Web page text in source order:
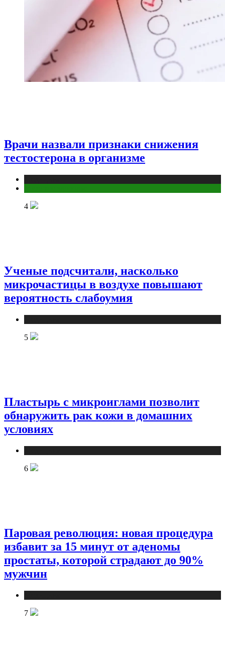
Врачи назвали признаки снижения
тестостерона в организме
4
Ученые подсчитали, насколько
микрочастицы в воздухе повышают
вероятность слабоумия
5
Пластырь с микроиглами позволит
обнаружить рак кожи в домашних
условиях
6
Паровая революция: новая процедура
избавит за 15 минут от аденомы
простаты, которой страдают до 90%
мужчин
7